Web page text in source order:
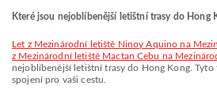
Které jsou nejoblíbenější letištní trasy do Hong
let z Mezinárodní letiště Ninoy Aquino na
z Mezinárodní letiště Mactan Cebu na
nejoblíbenější letištní trasy do Hong Kong.
spojení pro vaši cestu.